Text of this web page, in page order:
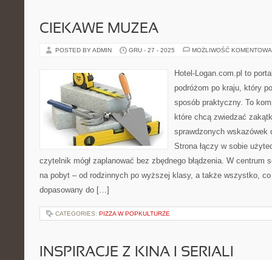
CIEKAWE MUZEA
POSTED BY ADMIN GRU - 27 - 2025 MOŻLIWOŚĆ
Hotel-Logan.com.pl to
podróżom po kraju, który
sposób praktyczny. To
które chcą zwiedzać
sprawdzonych wskazówek
Strona łączy w sobie
czytelnik mógł zaplanować bez zbędnego błądzenia. W centrum
na pobyt – od rodzinnych po wyższej klasy, a także wszystko,
dopasowany do […]
CATEGORIES: PIZZA W POPKULTURZE
INSPIRACJE Z KINA I SERIALI